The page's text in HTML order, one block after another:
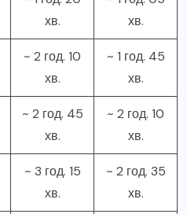
хв.
хв.
~ 2 год. 10
хв.
~ 1 год. 45
хв.
~ 2 год. 45
хв.
~ 2 год. 10
хв.
~ 3 год. 15
хв.
~ 2 год. 35
хв.